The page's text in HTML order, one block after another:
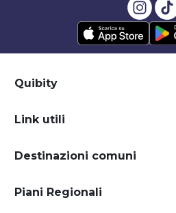
Quibity
Link utili
Destinazioni comuni
Piani Regionali